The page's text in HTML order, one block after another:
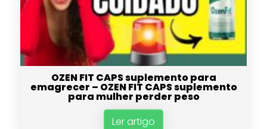
OZEN FIT CAPS suplemento para
emagrecer – OZEN FIT CAPS suplemento
para mulher perder peso
Ler artigo